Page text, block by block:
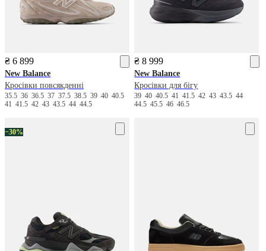
₴ 6 899
New Balance
Кросівки повсякденні
35.5 36 36.5 37 37.5 38.5 39 40 40.5
41 41.5 42 43 43.5 44 44.5
₴ 8 999
New Balance
Кросівки для бігу
394040.54141.5424343.544
44.545.54646.5
−30%